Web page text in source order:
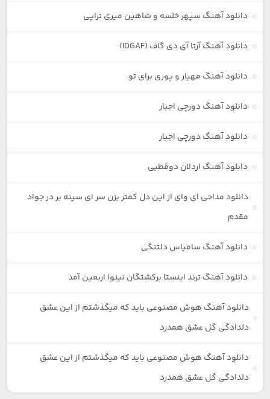
دانلود آهنگ سپهر خلسه و شاهین میری تراپی
دانلود آهنگ آرتا آی دی گاف (IDGAF)
دانلود آهنگ مهیار و پوری برای تو
دانلود آهنگ دورچی اجبار
دانلود آهنگ دورچی اجبار
دانلود آهنگ اردلان دوقطبی
دانلود مداحی ای وای از این دل کمتر بزن سر ای سینه بر در جواد
مقدم
دانلود آهنگ سامیاس دلتنگی
دانلود آهنگ ترند اینستا برکشتگان نینوا اربعین آمد
دانلود آهنگ هوش مصنوعی باید که میگذشتم از این عشق
دلدادگی گل عشق همدرد
دانلود آهنگ هوش مصنوعی باید که میگذشتم از این عشق
دلدادگی گل عشق همدرد